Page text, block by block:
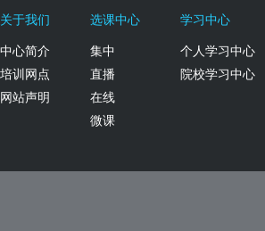
关于我们
中心简介
培训网点
网站声明
选课中心
集中
直播
在线
微课
学习中心
个人学习中心
院校学习中心